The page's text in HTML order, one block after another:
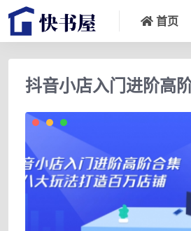
首页
抖音小店入门进阶高